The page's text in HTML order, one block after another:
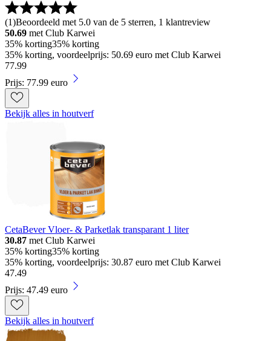
(1)Beoordeeld met 5.0 van de 5 sterren, 1 klantreview
50.69 met Club Karwei
35% korting35% korting
35% korting, voordeelprijs: 50.69 euro met Club Karwei
77.99
Prijs: 77.99 euro
Bekijk alles in houtverf
CetaBever Vloer- & Parketlak transparant 1 liter
30.87 met Club Karwei
35% korting35% korting
35% korting, voordeelprijs: 30.87 euro met Club Karwei
47.49
Prijs: 47.49 euro
Bekijk alles in houtverf